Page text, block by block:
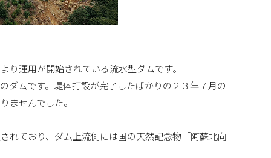
運用が開始されている流水型ダムです。
ダムです。堤体打設が完了したばかりの２３年７月の
ませんでした。
れており、ダム上流側には国の天然記念物「阿蘇北向